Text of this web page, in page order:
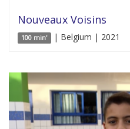
Nouveaux Voisins
100 min' | Belgium | 2021